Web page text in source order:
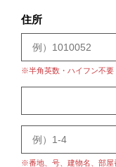
住所
※半角英数・ハイフン不要
※番地、号、建物名、部屋